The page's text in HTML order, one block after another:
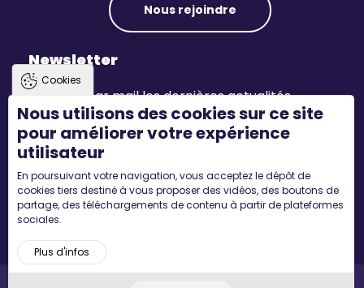
Nous rejoindre
Newsletter
Recevez par mail les dernières actualités.
S'inscrire
Suivez-nous
Cookies
Nous utilisons des cookies sur ce site
pour améliorer votre expérience
utilisateur
En poursuivant votre navigation, vous acceptez le dépôt de
cookies tiers destiné à vous proposer des vidéos, des boutons de
partage, des téléchargements de contenu à partir de plateformes
sociales.
Plus d'infos